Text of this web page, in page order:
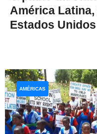
América Latina,
Estados Unidos
AMÉRICAS